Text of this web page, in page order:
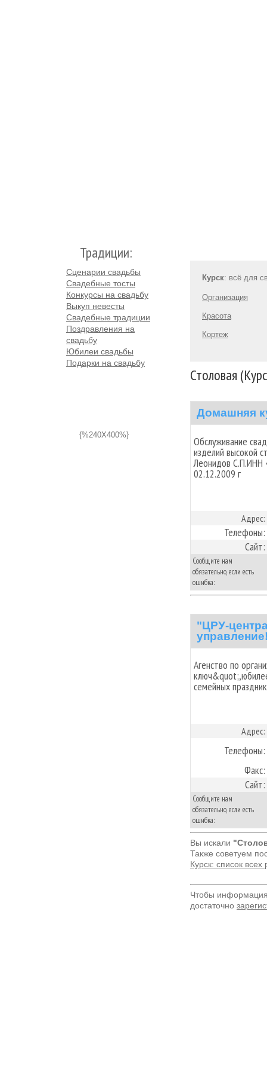
Традиции:
Сценарии свадьбы
Свадебные тосты
Конкурсы на свадьбу
Выкуп невесты
Свадебные традиции
Поздравления на
свадьбу
Юбилеи свадьбы
Подарки на свадьбу
{%240X400%}
Курск: всё для
Организация
Красота
Кортеж
Столовая
Домашняя
Обслуживание
изделий высокой
Леонидов
02.12.2009 г
Адрес:
Телефоны:
Сайт:
Сообщите нам
обязательно, если есть
ошибка:
"ЦРУ-
Агенство по
семейных
Адрес:
Телефоны:
Факс:
Сайт:
Сообщите нам
обязательно, если есть
ошибка:
Вы искали
Также советуем
Курск: список
Чтобы
достаточно